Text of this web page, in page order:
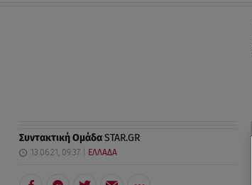
Συντακτική ΟμάδαSTAR.GR
13.06.21, 09:37 ΕΛΛΑΔΑ